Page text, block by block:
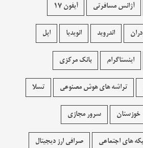
آژانس مسافرتی آیفون 17
اندروید انویدیا اپل
اینستاگرام بانک مرکزی
تراشه های هوش مصنوعی تسلا
خوزستان سرور مجازی
های اجتماعی صرافی ارز دیجیتال